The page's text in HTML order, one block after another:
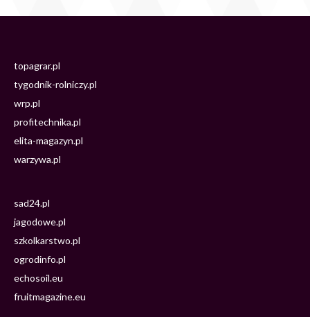
topagrar.pl
tygodnik-rolniczy.pl
wrp.pl
profitechnika.pl
elita-magazyn.pl
warzywa.pl
sad24.pl
jagodowe.pl
szkolkarstwo.pl
ogrodinfo.pl
echosoil.eu
fruitmagazine.eu